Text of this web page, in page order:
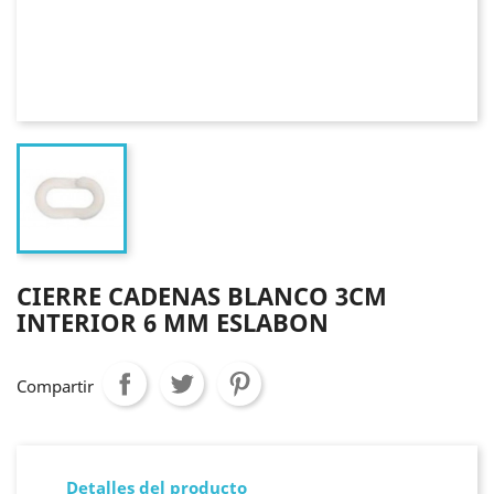
CIERRE CADENAS BLANCO 3CM
INTERIOR 6 MM ESLABON
Compartir
Detalles del producto